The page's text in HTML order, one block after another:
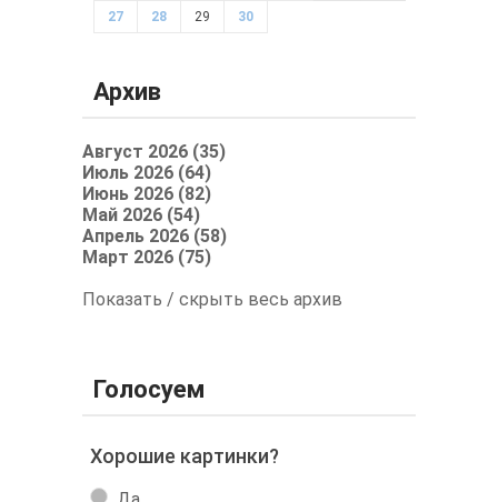
27 28 29 30
Архив
Август 2026 (35)
Июль 2026 (64)
Июнь 2026 (82)
Май 2026 (54)
Апрель 2026 (58)
Март 2026 (75)
Показать / скрыть весь архив
Голосуем
Хорошие картинки?